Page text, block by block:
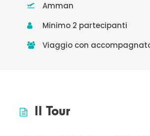
Amman
Minimo 2 partecipanti
Viaggio con
Il Tour